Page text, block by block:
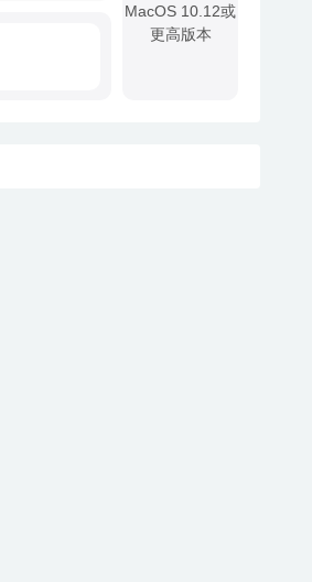
MacOS 10.12或
更高版本